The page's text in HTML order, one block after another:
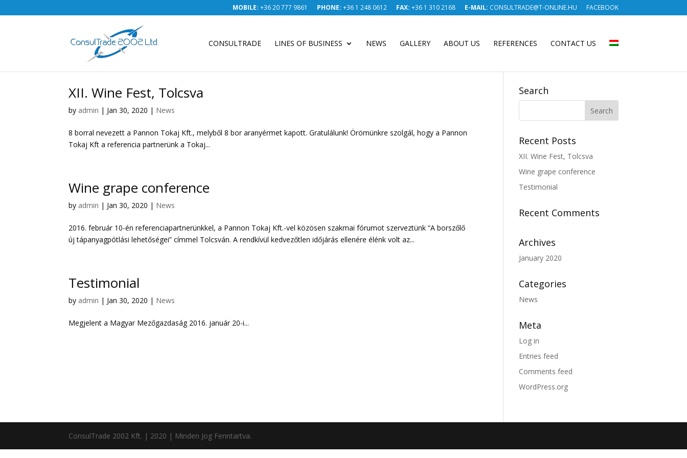
MOBILE: +36 20 777 9861 PHONE: +36 1 248 0612 FAX: +36 1 310 2168 E-MAIL: CONSULTRADE@T-ONLINE.HU FACEBOOK
CONSULTRADE LINES OF BUSINESS NEWS GALLERY ABOUT US REFERENCES CONTACT US
XII. Wine Fest, Tolcsva
by admin | Jan 30, 2020 | News
8 borral nevezett a Pannon Tokaj Kft., melyből 8 bor aranyérmet kapott. Gratulálunk! Örömünkre szolgál, hogy a Pannon
Tokaj Kft a referencia partnerünk a Tokaj...
Wine grape conference
by admin | Jan 30, 2020 | News
2016. február 10-én referenciapartnerünkkel, a Pannon Tokaj Kft.-vel közösen szakmai fórumot szerveztünk “A borszőlő
új tápanyagpótlási lehetőségei” címmel Tolcsván. A rendkívül kedvezőtlen időjárás ellenére élénk volt az...
Testimonial
by admin | Jan 30, 2020 | News
Megjelent a Magyar Mezőgazdaság 2016. január 20-i...
Search
Recent Posts
XII. Wine Fest, Tolcsva
Wine grape conference
Testimonial
Recent Comments
Archives
January 2020
Categories
News
Meta
Log in
Entries feed
Comments feed
WordPress.org
ConsulTrade 2002 Kft. | 2020 | Minden Jog Fenntartva.